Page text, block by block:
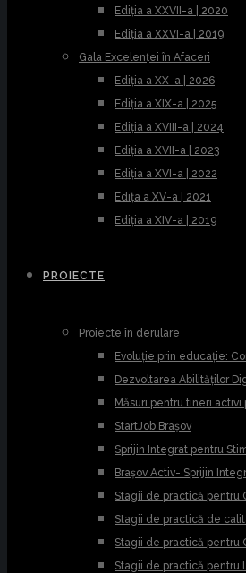
Ediția a XXVII-a | 2020
Ediția a XXVI-a | 2019
Gala Excelenței în Afaceri
Ediția a XX-a | 2026
Ediția a XIX-a | 2025
Ediția a XVIII-a | 2024
Ediția a XVII-a | 2023
Ediția a XVI-a | 2022
Edița a XV-a | 2021
Ediția a XIV-a | 2019
PROIECTE
Proiecte în derulare
Evoluție prin educație:
Dezvoltarea Abilităților
Măsuri pentru tineri activi
StartJob Brașov
Sprijin Integrat pentru
Brașov Activ- Sprijin
Stagii de practică pentru
Stagii de practică de
Stagii de practică pentru
Stagii de practică pentru